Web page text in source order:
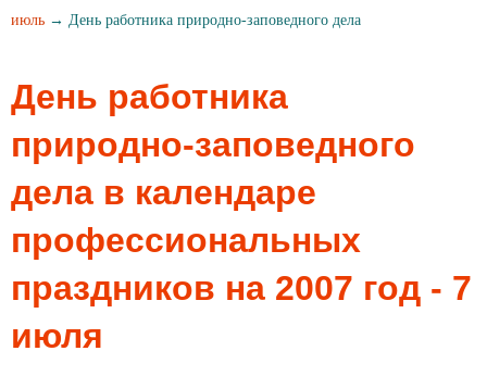
июль → День работника природно-заповедного дела
День работника
природно-заповедного
дела в календаре
профессиональных
праздников на 2007 год - 7
июля